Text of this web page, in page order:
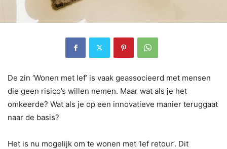
De zin ‘Wonen met lef’ is vaak geassocieerd met mensen
die geen risico’s willen nemen. Maar wat als je het
omkeerde? Wat als je op een innovatieve manier teruggaat
naar de basis?
Het is nu mogelijk om te wonen met ‘lef retour’. Dit